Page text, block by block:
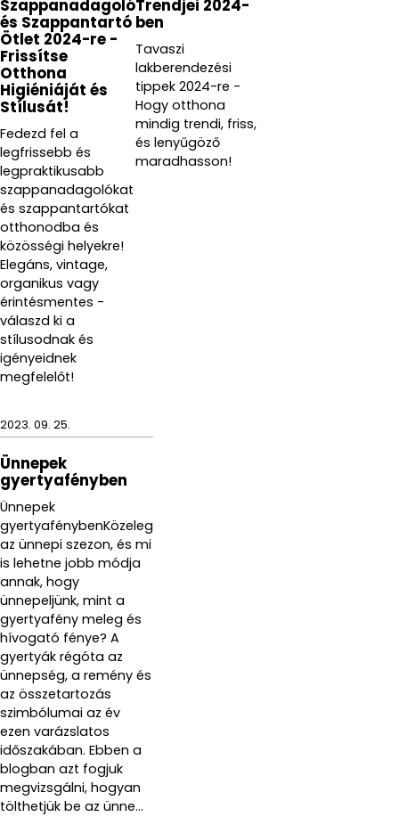
Szappanadagoló
és Szappantartó
Ötlet 2024-re -
Frissítse
Otthona
Higiéniáját és
Stílusát!
Fedezd fel a
legfrissebb és
legpraktikusabb
szappanadagolókat
és szappantartókat
otthonodba és
közösségi helyekre!
Elegáns, vintage,
organikus vagy
érintésmentes -
válaszd ki a
stílusodnak és
igényeidnek
megfelelőt!
Trendjei 2024-
ben
Tavaszi
lakberendezési
tippek 2024-re -
Hogy otthona
mindig trendi, friss,
és lenyűgöző
maradhasson!
2023. 09. 25.
Ünnepek
gyertyafényben
Ünnepek
gyertyafénybenKözeleg
az ünnepi szezon, és mi
is lehetne jobb módja
annak, hogy
ünnepeljünk, mint a
gyertyafény meleg és
hívogató fénye? A
gyertyák régóta az
ünnepség, a remény és
az összetartozás
szimbólumai az év
ezen varázslatos
időszakában. Ebben a
blogban azt fogjuk
megvizsgálni, hogyan
tölthetjük be az ünne...